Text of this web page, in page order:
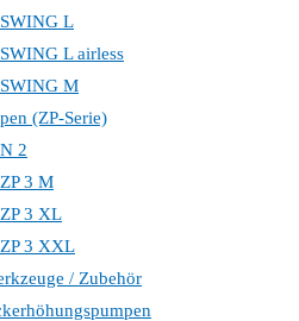
L
L airless
M
(ZP-Serie)
2
3 M
3 XL
3 XXL
/ Zubehör